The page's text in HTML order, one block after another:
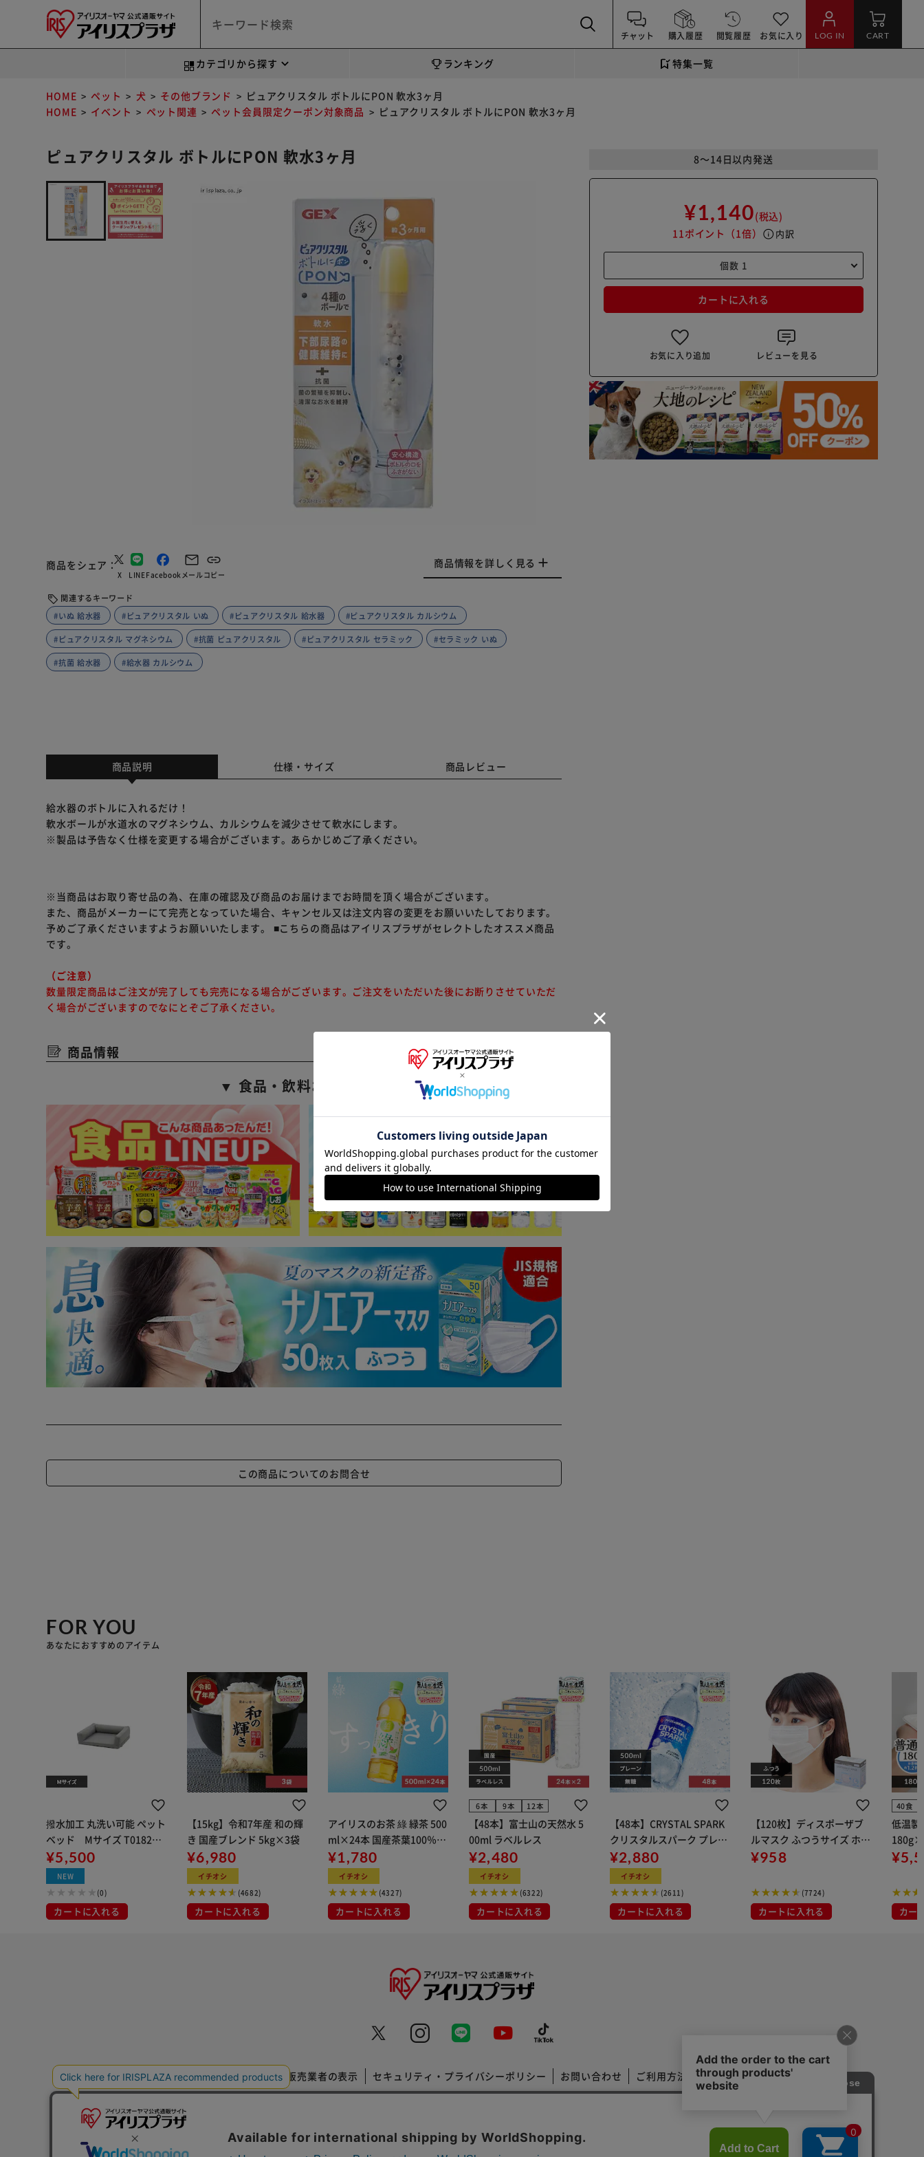
チャット 購入履歴 閲覧履歴 お気に入り LOG IN CART
カテゴリから探す ランキング 特集一覧
HOME ペット 犬 その他ブランド
ピュアクリスタル ボトルにPON 軟水3ヶ月
HOME
イベント ペット関連 ペット会員限定クーポン対象商品 ピュアクリスタル ボトルにPON 軟水3ヶ月
ピュアクリスタル ボトルにPON 軟水3ヶ月
商品をシェア
X LINEFacebook メールコピー
商品情報を詳しく見る
関連するキーワード
#いぬ 給水器
#ピュアクリスタル いぬ #ピュアクリスタル 給水器 #ピュアクリスタル カルシウム
#ピュアクリスタル マグネシウム #抗菌 ピュアクリスタル #ピュアクリスタル セラミック #セラミック いぬ
#抗菌 給水器 #給水器 カルシウム
8～14日以内発送
¥1,140(税込)
11ポイント （1倍） info 内訳
カートに入れる
お気に入り追加 レビューを見る
商品説明 仕様・サイズ 商品レビュー
給水器のボトルに入れるだけ！
軟水ボールが水道水のマグネシウム、カルシウムを減少させて軟水にします。
※製品は予告なく仕様を変更する場合がございます。あらかじめご了承ください。
※当商品はお取り寄せ品の為、在庫の確認及び商品のお届けまでお時間を頂く場合がございます。
また、商品がメーカーにて完売となっていた場合、キャンセル又は注文内容の変更をお願いいたしております。
予めご了承くださいますようお願いいたします。 ■こちらの商品はアイリスプラザがセレクトしたオススメ商品
です。
（ご注意）
数量限定商品はご注文が完了しても完売になる場合がございます。ご注文をいただいた後にお断りさせていただ
く場合がございますのでなにとぞご了承ください。
商品情報
▼ 食品・飲料おすすめ ▼
この商品についてのお問合せ
FOR YOU
あなたにおすすめのアイテム
撥水加工 丸洗い可能 ペット
ベッド Mサイズ T0182PT
BDM-LGY ライトグレー
¥5,500
NEW
(0)
カートに入れる
【15kg】令和7年産 和の輝
き 国産ブレンド 5kg×3袋
¥6,980
イチオシ
(4682)
カートに入れる
アイリスのお茶 綠 緑茶 500
ml×24本 国産茶葉100％使
用
¥1,780
イチオシ
(4327)
カートに入れる
6本 9本 12本
【48本】富士山の天然水 5
00ml ラベルレス
¥2,480
イチオシ
(6322)
カートに入れる
【48本】CRYSTAL SPARK
クリスタルスパーク プレー
ン 500ml
¥2,880
イチオシ
(2611)
カートに入れる
【120枚】ディスポーザブ
ルマスク ふつうサイズ ホワ
イト 大容量 DISPOSABLE
布
¥958
(7724)
カートに入れる
40食
低温製
カー
特定商取引法に基づく通信販売業者の表示 セキュリティ・プライバシーポリシー お問い合わせ ご利用方法 ご利用規約
※ご確認ください